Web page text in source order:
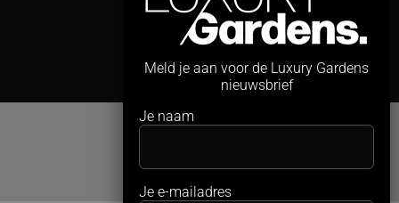
Meld je aan voor de Luxury Gardens
nieuwsbrief
Je naam
Je e-mailadres